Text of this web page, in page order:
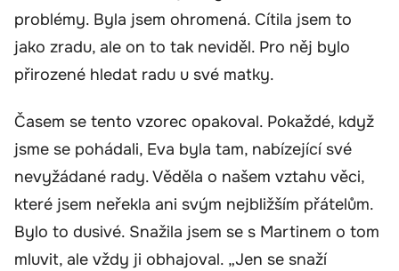
problémy. Byla jsem ohromená. Cítila jsem to
jako zradu, ale on to tak neviděl. Pro něj bylo
přirozené hledat radu u své matky.
Časem se tento vzorec opakoval. Pokaždé, když
jsme se pohádali, Eva byla tam, nabízející své
nevyžádané rady. Věděla o našem vztahu věci,
které jsem neřekla ani svým nejbližším přátelům.
Bylo to dusivé. Snažila jsem se s Martinem o tom
mluvit, ale vždy ji obhajoval. „Jen se snaží